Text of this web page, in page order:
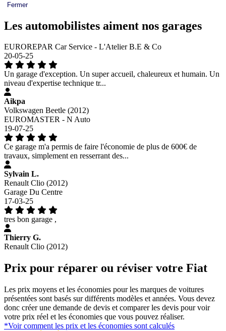
Fermer
Les automobilistes aiment nos garages
EUROREPAR Car Service - L'Atelier B.E & Co
20-05-25
Un garage d'exception. Un super accueil, chaleureux et humain. Un
niveau d'expertise technique tr...
Aikpa
Volkswagen Beetle (2012)
EUROMASTER - N Auto
19-07-25
Ce garage m'a permis de faire l'économie de plus de 600€ de
travaux, simplement en resserrant des...
Sylvain L.
Renault Clio (2012)
Garage Du Centre
17-03-25
tres bon garage ,
Thierry G.
Renault Clio (2012)
Prix pour réparer ou réviser votre Fiat
Les prix moyens et les économies pour les marques de voitures
présentées sont basés sur différents modèles et années. Vous devez
donc créer une demande de devis et comparer les devis pour voir
votre prix réel et les économies que vous pouvez réaliser.
*Voir comment les prix et les économies sont calculés